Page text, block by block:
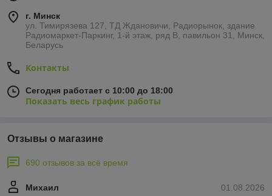
г. Минск
ул. Тимирязева 127, ТД Ждановичи, Радиорынок, здание
Радиомаркет-Паркинг, 1-й этаж, ряд В, павильон 31, Минск,
Беларусь
Контакты
Сегодня работает с 10:00 до 18:00
Показать весь график работы
Отзывы о магазине
690 отзывов за всё время
01.08.2026
Михаил